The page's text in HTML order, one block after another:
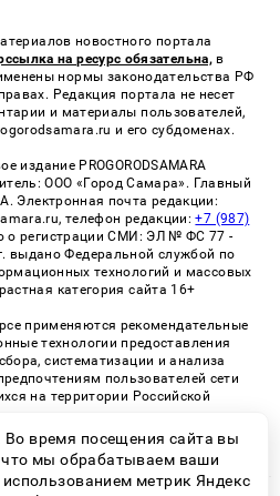
новостного портала
на ресурс обязательна, в
нормы законодательства РФ
Редакция портала не несет
и материалы пользователей,
и его субдоменах.
издание PROGORODSAMARA
ООО «Город Самара». Главный
Электронная почта редакции:
телефон редакции:+7 (987)
о регистрации СМИ: ЭЛ № ФС 77 -
выдано Федеральной службой по
технологий и массовых
категория сайта 16+
применяются рекомендательные
технологии предоставления
систематизации и анализа
пользователей сети
на территории Российской
рекомендательных
обменной сети
«СМИ2» (PDF)
время посещения сайта вы
что мы обрабатываем ваши
метрик Яндекс